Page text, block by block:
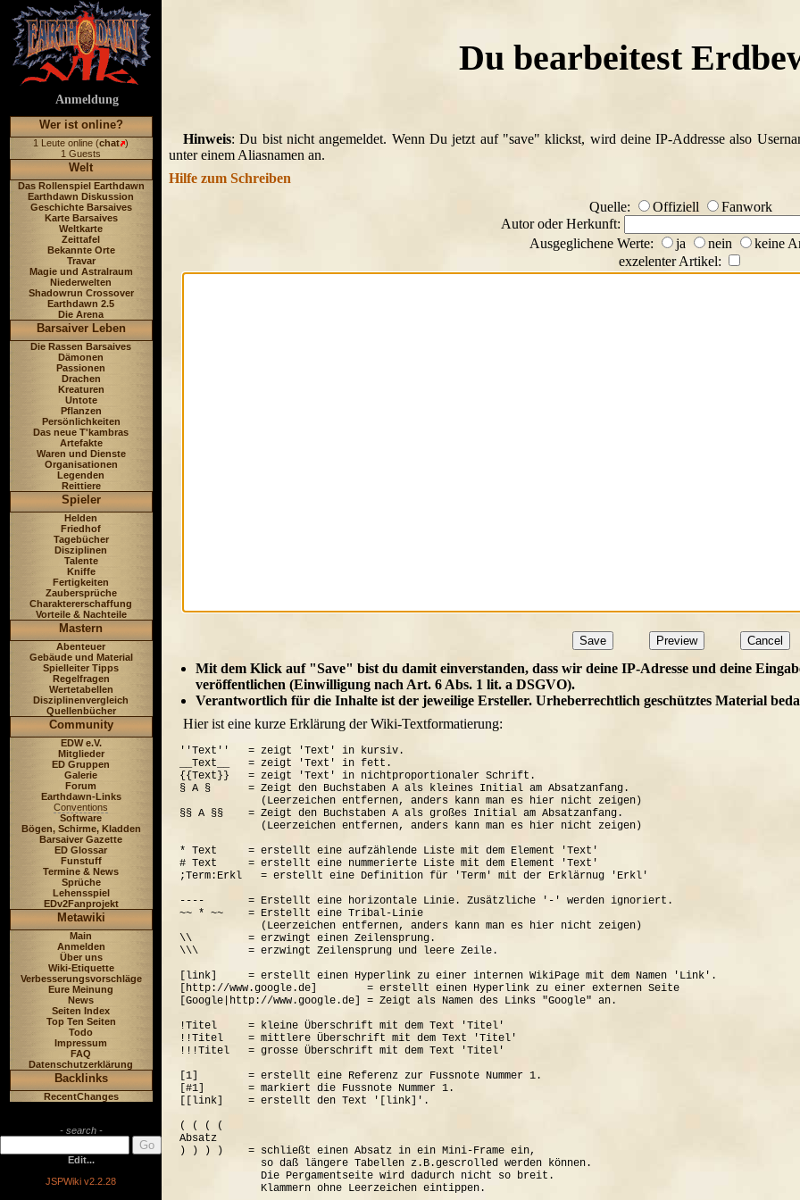
Anmeldung
Wer ist online?
1 Leute online (chat )
1 Guests
Welt
Das Rollenspiel Earthdawn
Earthdawn Diskussion
Geschichte Barsaives
Karte Barsaives
Weltkarte
Zeittafel
Bekannte Orte
Travar
Magie und Astralraum
Niederwelten
Shadowrun Crossover
Earthdawn 2.5
Die Arena
Barsaiver Leben
Die Rassen Barsaives
Dämonen
Passionen
Drachen
Kreaturen
Untote
Pflanzen
Persönlichkeiten
Das neue T'kambras
Artefakte
Waren und Dienste
Organisationen
Legenden
Reittiere
Spieler
Helden
Friedhof
Tagebücher
Disziplinen
Talente
Kniffe
Fertigkeiten
Zaubersprüche
Charaktererschaffung
Vorteile & Nachteile
Mastern
Abenteuer
Gebäude und Material
Spielleiter Tipps
Regelfragen
Wertetabellen
Disziplinenvergleich
Quellenbücher
Community
EDW e.V.
Mitglieder
ED Gruppen
Galerie
Forum
Earthdawn-Links
Conventions
Software
Bögen, Schirme, Kladden
Barsaiver Gazette
ED Glossar
Funstuff
Termine & News
Sprüche
Lehensspiel
EDv2Fanprojekt
Metawiki
Main
Anmelden
Über uns
Wiki-Etiquette
Verbesserungsvorschläge
Eure Meinung
News
Seiten Index
Top Ten Seiten
Todo
Impressum
FAQ
Datenschutzerklärung
Backlinks
RecentChanges
- search -
Edit...
JSPWiki v2.2.28
Du bearbeitest
Hinweis: Du bist nicht angemeldet. Wenn Du jetzt auf "save" klickst, wird deine IP-Addresse also
unter einem Aliasnamen an.
Hilfe zum Schreiben
Quelle:
Offiziell
Fanwork
Autor oder Herkunft:
Ausgeglichene Werte:
ja nein
keine
exzelenter Artikel:
Mit dem Klick auf "Save" bist du damit einverstanden, dass wir deine IP-Adresse und deine
veröffentlichen (Einwilligung nach Art. 6 Abs. 1 lit. a DSGVO).
Verantwortlich für die Inhalte ist der jeweilige Ersteller. Urheberrechtlich geschütztes Material
Hier ist eine kurze Erklärung der Wiki-Textformatierung:
''Text''   = zeigt 'Text' in kursiv.
__Text__   = zeigt 'Text' in fett.
{{Text}}   = zeigt 'Text' in nichtproportionaler Schrift.
§ A §      = Zeigt den Buchstaben A als kleines Initial am Absatzanfang.
             (Leerzeichen entfernen, anders kann man es hier nicht zeigen)
§§ A §§    = Zeigt den Buchstaben A als großes Initial am Absatzanfang.
             (Leerzeichen entfernen, anders kann man es hier nicht zeigen)
* Text     = erstellt eine aufzählende Liste mit dem Element 'Text'
# Text     = erstellt eine nummerierte Liste mit dem Element 'Text'
;Term:Erkl   = erstellt eine Definition für 'Term' mit der Erklärnug 'Erkl'
----       = Erstellt eine horizontale Linie. Zusätzliche '-' werden ignoriert.
~~ * ~~    = Erstellt eine Tribal-Linie
             (Leerzeichen entfernen, anders kann man es hier nicht zeigen)
\\         = erzwingt einen Zeilensprung.
\\\        = erzwingt Zeilensprung und leere Zeile.
[link]     = erstellt einen Hyperlink zu einer internen WikiPage mit dem Namen 'Link'.
[http://www.google.de]        = erstellt einen Hyperlink zu einer externen Seite
[Google|http://www.google.de] = Zeigt als Namen des Links "Google" an.
!Titel     = kleine Überschrift mit dem Text 'Titel'
!!Titel    = mittlere Überschrift mit dem Text 'Titel'
!!!Titel   = grosse Überschrift mit dem Text 'Titel'
[1]        = erstellt eine Referenz zur Fussnote Nummer 1.
[#1]       = markiert die Fussnote Nummer 1.
[[link]    = erstellt den Text '[link]'.
( ( ( (
Absatz
) ) ) )    = schließt einen Absatz in ein Mini-Frame ein,
             so daß längere Tabellen z.B.gescrolled werden können.
             Die Pergamentseite wird dadurch nicht so breit.